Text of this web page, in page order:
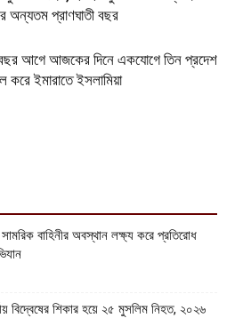
অন্যতম প্রাণঘাতী বছর
আগে আজকের দিনে একযোগে তিন প্রদেশ
করে ইমারাতে ইসলামিয়া
বাহিনীর অবস্থান লক্ষ্য করে প্রতিরোধ
বিদ্বেষের শিকার হয়ে ২৫ মুসলিম নিহত, ২০২৬